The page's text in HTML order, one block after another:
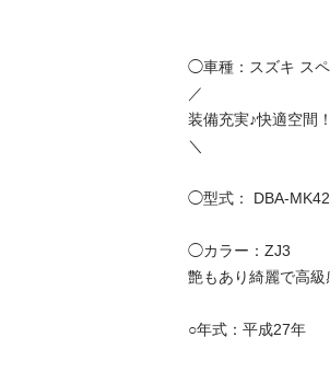
◯車種：スズキ スペ
／
装備充実♪快適空間！
＼
◯型式： DBA-
◯カラー：ZJ3
艶もあり綺麗で高級
○年式：平成27年